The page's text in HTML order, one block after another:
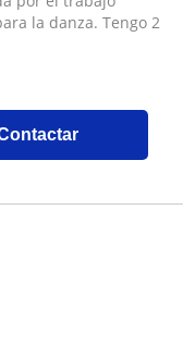
la danza. Tengo 2